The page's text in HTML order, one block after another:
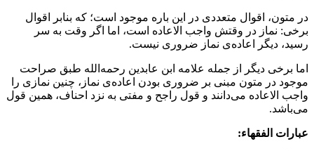
متون، اقوال متعددی در این باره موجود است؛ که بنابر اقوال
نماز در وقتش واجب الاعاده است، اما اگر وقت به سر
دیگر اعاده‌ی نماز ضروری نیست.
برخی دیگر از جمله علامه ابن عابدین رحمه‌الله طبق صراحت
در متون مبنی بر ضروری بودن اعاده‌ی نماز، چنین نمازی را
الاعاده می‌دانند و قول راجح و مفتی به نزد احناف، همین قول
الفقهاء: